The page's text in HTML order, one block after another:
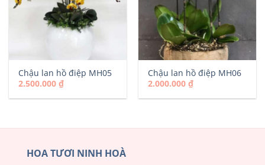
Chậu lan hồ điệp MH05
2.500.000₫
Chậu lan hồ điệp MH06
2.000.000₫
HOA TƯƠI NINH HOÀ